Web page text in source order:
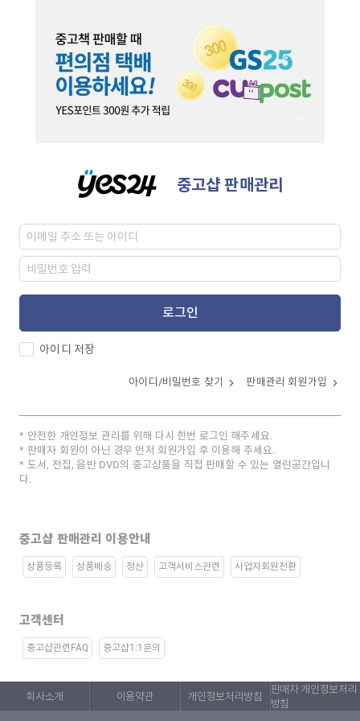
중고샵 판매관리
로그인
아이디 저장
아이디/비밀번호 찾기 판매관리 회원가입
안전한 개인정보 관리를 위해 다시 한번 로그인 해주세요.
판매자 회원이 아닌 경우 먼저 회원가입 후 이용해 주세요.
도서, 전집, 음반 DVD의 중고상품을 직접 판매할 수 있는 열린공간입니
다.
중고샵 판매관리 이용안내
상품등록 상품배송 정산 고객서비스관련 사업자회원전환
고객센터
중고샵관련FAQ 중고샵1:1문의
회사소개 이용약관 개인정보처리방침
판매자 개인정보처리
방침